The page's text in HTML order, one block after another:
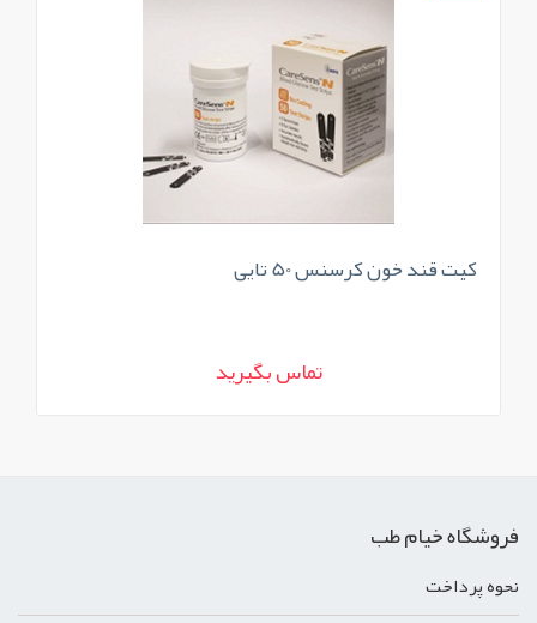
کیت قند خون کرسنس 50 تایی
تماس بگیرید
فروشگاه خیام طب
نحوه پرداخت